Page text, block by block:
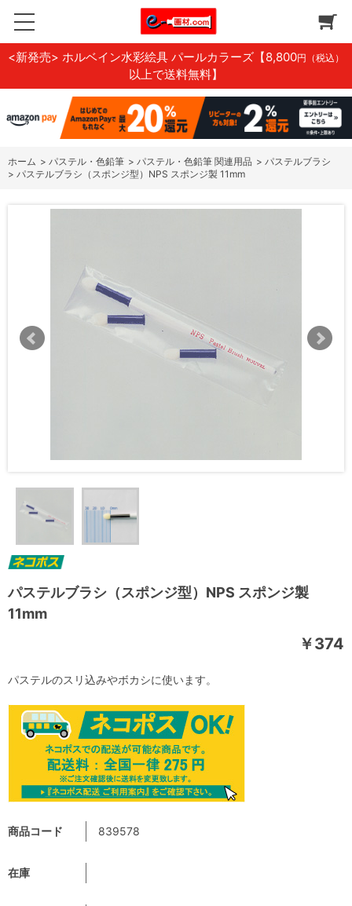
<新発売> ホルベイン水彩絵具 パールカラーズ 【8,800円（税込）
以上で送料無料】
ホーム > パステル・色鉛筆 > パステル・色鉛筆 関連用品 > パステルブラシ
> パステルブラシ（スポンジ型）NPS スポンジ製 11mm
パステルブラシ（スポンジ型）NPS スポンジ製
11mm
￥374
商品コード 839578
在庫
パステルのスリ込みやボカシに使います。